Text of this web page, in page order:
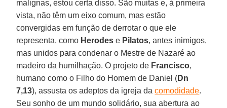
malignas, estou certa disso. São muitas e, à primeira
vista, não têm um eixo comum, mas estão
convergidas em função de derrotar o que ele
representa, como Herodes e Pilatos, antes inimigos,
mas unidos para condenar o Mestre de Nazaré ao
madeiro da humilhação. O projeto de Francisco,
humano como o Filho do Homem de Daniel (Dn
7,13), assusta os adeptos da igreja dacomodidade.
Seu sonho de um mundo solidário, sua abertura ao